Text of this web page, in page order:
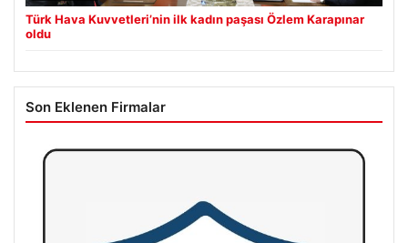
Türk Hava Kuvvetleri’nin ilk kadın paşası Özlem Karapınar
oldu
Son Eklenen Firmalar